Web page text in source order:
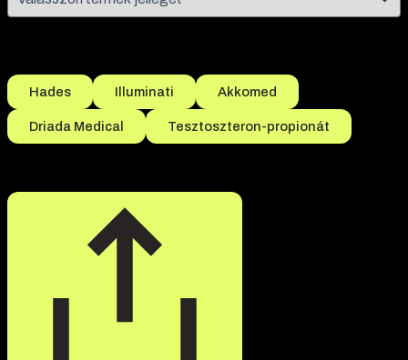
Hades Illuminati Akkomed
Driada Medical Tesztoszteron-propionát